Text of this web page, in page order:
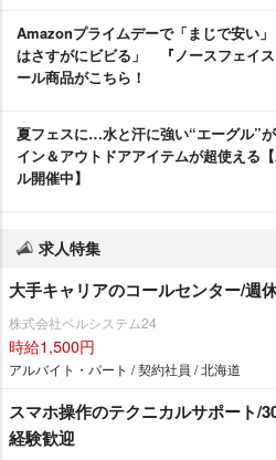
Amazonプライムデーで「まじで安い
はさすがにビビる」 『ノースフェイ
ール商品がこちら！
夏フェスに…水と汗に強い“エーグル”
イン＆アウトドアアイテムが超使える
ル開催中】
求人特集
大手キャリアのコールセンター/週
株式会社ベルシステム24
時給1,500円
アルバイト・パート / 契約社員 / 北海道
スマホ操作のテクニカルサポート/
経験歓迎